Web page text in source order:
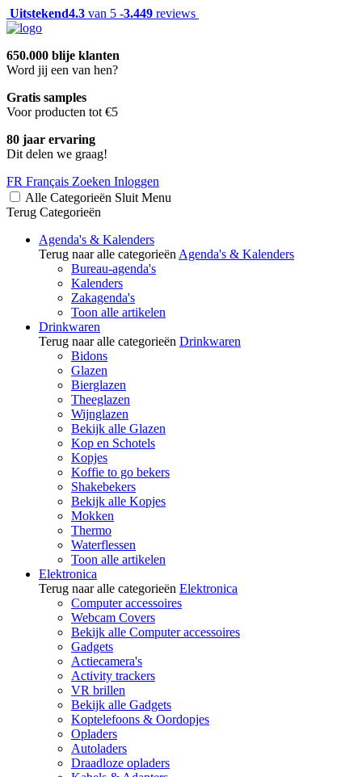
Uitstekend4.3 van 5 -3.449 reviews
650.000 blije klanten
Word jij een van hen?
Gratis samples
Voor producten tot €5
80 jaar ervaring
Dit delen we graag!
FR Français Zoeken Inloggen
Alle Categorieën Sluit Menu
Terug Categorieën
Agenda's & Kalenders
Terug naar alle categorieën Agenda's & Kalenders
Bureau-agenda's
Kalenders
Zakagenda's
Toon alle artikelen
Drinkwaren
Terug naar alle categorieën Drinkwaren
Bidons
Glazen
Bierglazen
Theeglazen
Wijnglazen
Bekijk alle Glazen
Kop en Schotels
Kopjes
Koffie to go bekers
Shakebekers
Bekijk alle Kopjes
Mokken
Thermo
Waterflessen
Toon alle artikelen
Elektronica
Terug naar alle categorieën Elektronica
Computer accessoires
Webcam Covers
Bekijk alle Computer accessoires
Gadgets
Actiecamera's
Activity trackers
VR brillen
Bekijk alle Gadgets
Koptelefoons & Oordopjes
Opladers
Autoladers
Draadloze opladers